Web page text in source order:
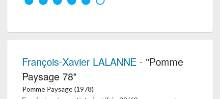
François-Xavier LALANNE - "Pomme
Paysage 78"
Pomme Paysage (1978)